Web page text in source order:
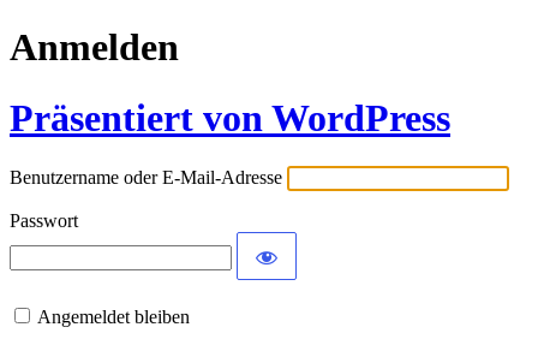
Anmelden
Präsentiert von WordPress
Benutzername oder E-Mail-Adresse
Passwort
Angemeldet bleiben